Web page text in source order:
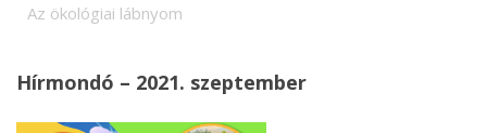
Az ökológiai lábnyom
Hírmondó – 2021. szeptember